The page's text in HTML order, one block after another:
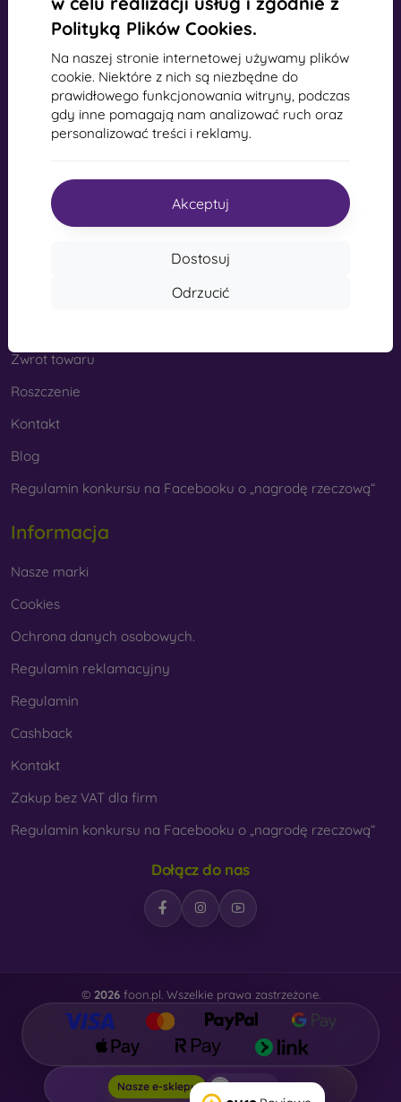
Polityką Plików Cookies.
Na naszej stronie internetowej używamy plików
cookie. Niektóre z nich są niezbędne do
prawidłowego funkcjonowania witryny, podczas
gdy inne pomagają nam analizować ruch oraz
personalizować treści i reklamy.
Akceptuj
Dostosuj
Odrzucić
Kontakt
info@mobilonline.sk
Napisz do nas
Od poniedziałku do piątku:
Online 8:00 - 15:00
sobota i niedziela:
Zwrot towaru
Roszczenie
Kontakt
Blog
Regulamin konkursu na Facebooku o „nagrodę rzeczową“
Informacja
Nasze marki
Cookies
Ochrona danych osobowych.
Regulamin reklamacyjny
Regulamin
Cashback
Kontakt
Zakup bez VAT dla firm
Regulamin konkursu na Facebooku o „nagrodę rzeczową“
Dołącz do nas
© 2026foon.pl. Wszelkie prawa zastrzeżone.
Nasze e-sklepy Foon.pl